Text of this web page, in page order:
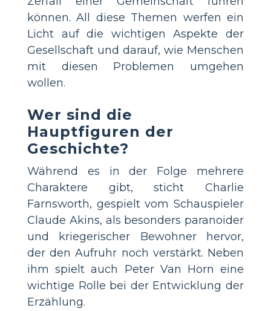
können. All diese Themen werfen ein
Licht auf die wichtigen Aspekte der
Gesellschaft und darauf, wie Menschen
mit diesen Problemen umgehen
wollen.
Wer sind die
Hauptfiguren der
Geschichte?
Während es in der Folge mehrere
Charaktere gibt, sticht Charlie
Farnsworth, gespielt vom Schauspieler
Claude Akins, als besonders paranoider
und kriegerischer Bewohner hervor,
der den Aufruhr noch verstärkt. Neben
ihm spielt auch Peter Van Horn eine
wichtige Rolle bei der Entwicklung der
Erzählung.